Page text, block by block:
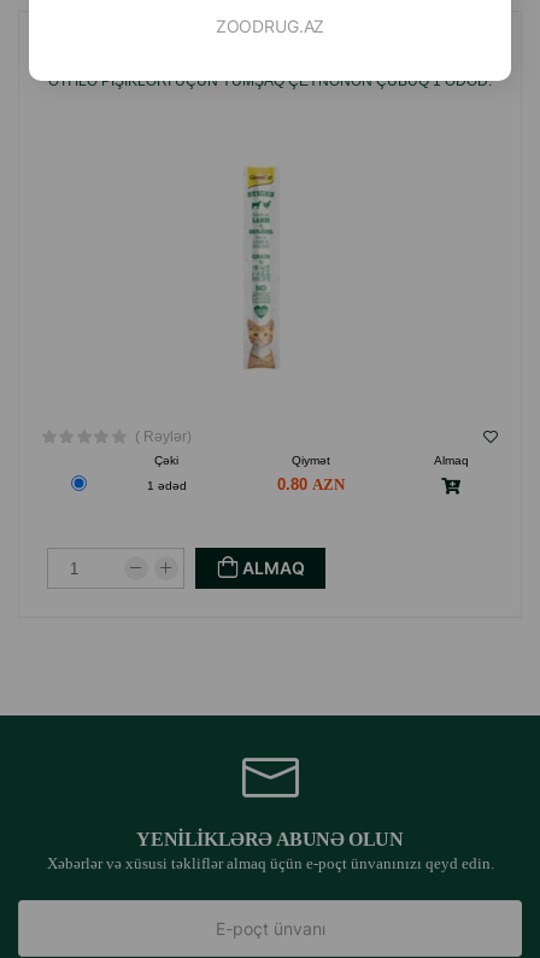
ZOODRUG.AZ
ƏTI ILƏ PIŞIKLƏRI ÜÇÜN YUMŞAQ ÇEYNƏNƏN ÇUBUQ 1 ƏDƏD.
( Rəylər)
Çəki Qiymət
Almaq
1 ədəd
0.80
ALMAQ
YENILIKLƏRƏ ABUNƏ OLUN
Xəbərlər və xüsusi təkliflər almaq üçün e-poçt ünvanınızı qeyd edin.